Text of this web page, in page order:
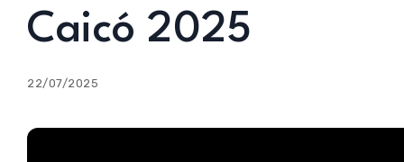
Caicó 2025
22/07/2025